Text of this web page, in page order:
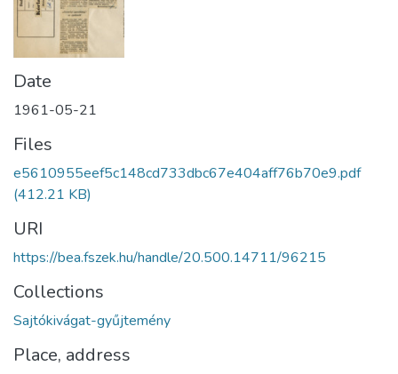
Date
1961-05-21
Files
e5610955eef5c148cd733dbc67e404aff76b70e9.pdf
(412.21 KB)
URI
https://bea.fszek.hu/handle/20.500.14711/96215
Collections
Sajtókivágat-gyűjtemény
Place, address